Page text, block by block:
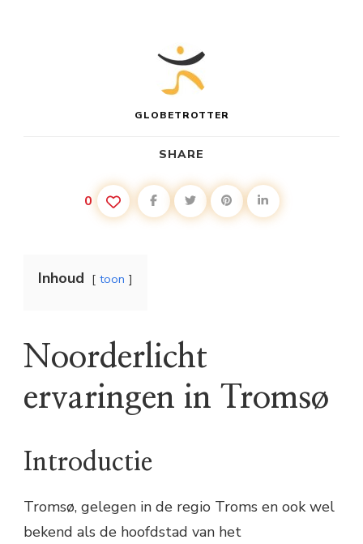
GLOBETROTTER
SHARE
0
Inhoud toon
Noorderlicht
ervaringen in Tromsø
Introductie
Tromsø, gelegen in de regio Troms en ook wel
bekend als de hoofdstad van het